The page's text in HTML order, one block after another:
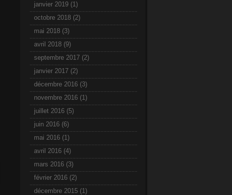
janvier 2019 (1)
octobre 2018 (2)
mai 2018 (3)
avril 2018 (9)
septembre 2017 (2)
janvier 2017 (2)
décembre 2016 (3)
novembre 2016 (1)
juillet 2016 (5)
juin 2016 (6)
mai 2016 (1)
avril 2016 (4)
mars 2016 (3)
février 2016 (2)
décembre 2015 (1)